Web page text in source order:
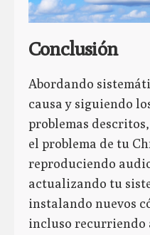
Conclusión
Abordando
causa y siguiendo
problemas
el problema de tu
reproduciendo
actualizando tu
instalando nuevos
incluso recurriendo